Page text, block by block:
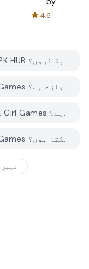
AFTVnews
4.6
میں Dress-Up & Girl Games کو PGYER APK HUB سے کیسے ڈاؤن لوڈ کروں؟
کیا PGYER APK HUB پر Dress-Up & Girl Games کو مفت ڈاؤن لوڈ کرنے کی اجازت ہے؟
کیا مجھے PGYER APK HUB سے Dress-Up & Girl Games ڈاؤن لوڈ کرنے کے لئے اکاؤنٹ کی ضرورت ہے؟
میں PGYER APK HUB پر Dress-Up & Girl Games کے ساتھ کوئی مسئلہ کیسے رپورٹ کرسکتا ہوں؟
نہیں